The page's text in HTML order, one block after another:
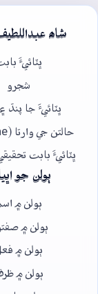
شاھ
ڀٽائيءَ
شجرو
ڀٽائيءَ جا پنڌ
حالتن جي وارتا (timeline)
ڀٽائيءَ بابت
ٻولن جو
ٻولن ۾
ٻولن ۾
ٻولن ۾
ٻولن ۾